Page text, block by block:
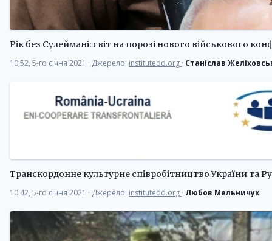
Рік без Сулеймані: світ на порозі нового військового
10:52, 5-го січня 2021 · Джерело: institutedd.org · Станіслав
Транскордонне культурне співробітництво України та
10:42, 5-го січня 2021 · Джерело: institutedd.org · Любов Мельничук